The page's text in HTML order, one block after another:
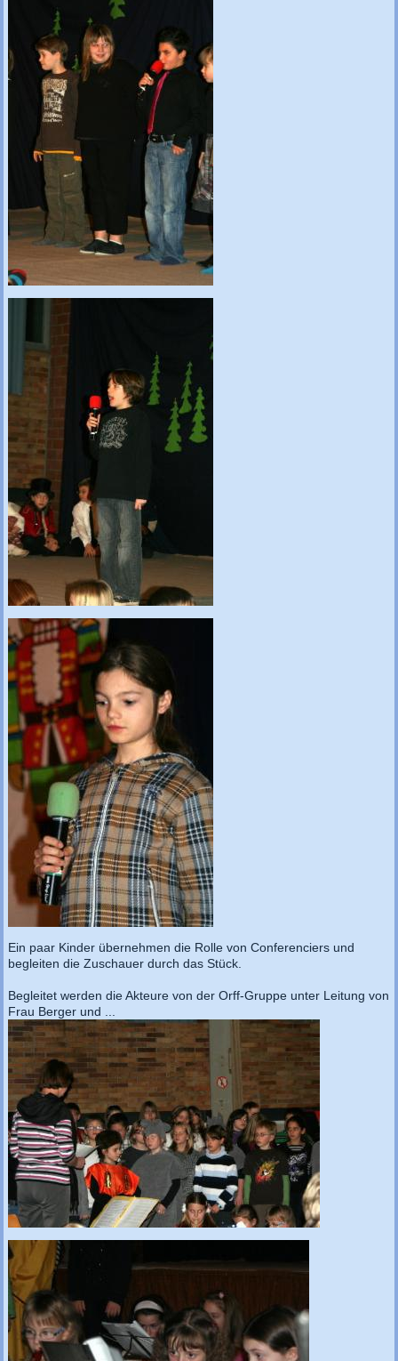
Ein paar Kinder übernehmen die Rolle von Conferenciers und
begleiten die Zuschauer durch das Stück.
Begleitet werden die Akteure von der Orff-Gruppe unter Leitung von
Frau Berger und ...